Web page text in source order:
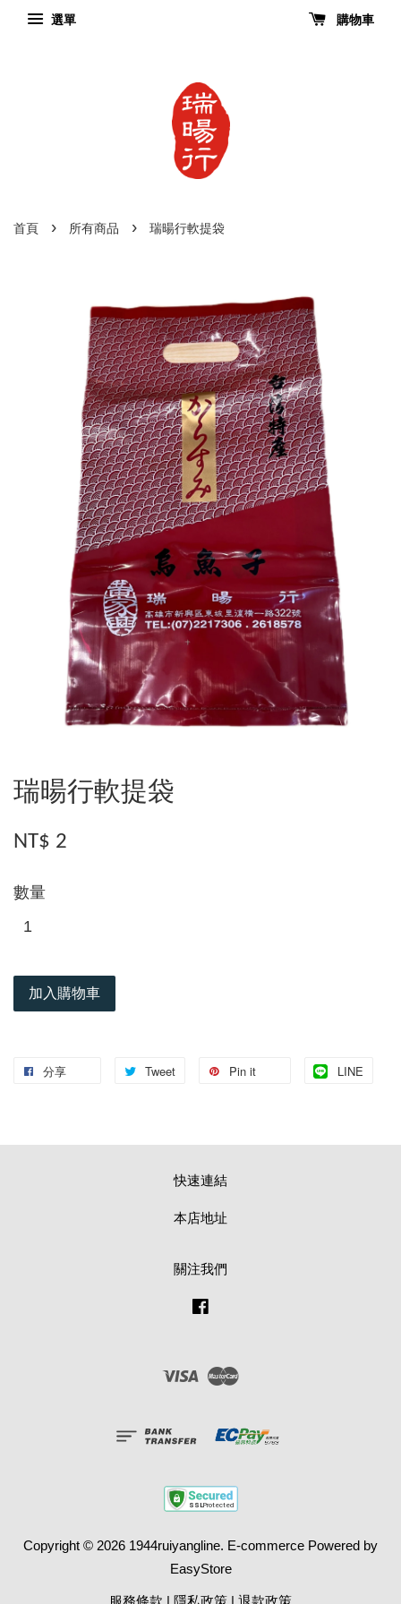
選單 購物車
首頁 › 所有商品 › 瑞暘行軟提袋
瑞暘行軟提袋
NT$ 2
數量
加入購物車
分享 Tweet Pin it LINE
快速連結
本店地址
關注我們
Visa
Copyright © 2026 1944ruiyangline. E-commerce Powered by
EasyStore
服務條款 | 隱私政策 | 退款政策